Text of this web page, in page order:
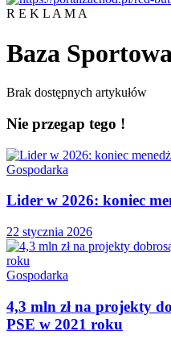
R E K L A M A
Baza Sportowa
Brak dostępnych artykułów
Nie przegap tego !
Gospodarka
Lider w 2026: koniec
22 stycznia 2026
Gospodarka
4,3 mln zł na projekty
PSE w 2021 roku